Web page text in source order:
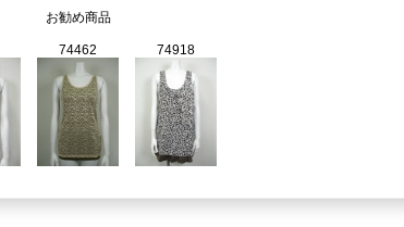
お勧め商品
74462 74918